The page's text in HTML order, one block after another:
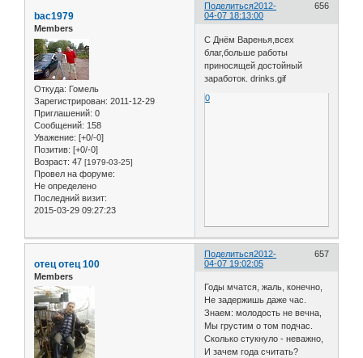
Поделиться 656
2012-
04-07 18:13:00
bac1979
Members
Откуда: Гомель
Зарегистрирован: 2011-12-29
Приглашений: 0
Сообщений: 158
Уважение: [+0/-0]
Позитив: [+0/-0]
Возраст: 47 [1979-03-25]
Провел на форуме:
Не определено
Последний визит:
2015-03-29 09:27:23
С Днём Варенья,всех
благ,больше работы
приносящей достойный
заработок. drinks.gif
0
Поделиться 657
2012-
04-07 19:02:05
отец отец 100
Members
Годы мчатся, жаль, конечно,
Не задержишь даже час.
Знаем: молодость не вечна,
Мы грустим о том подчас.
Сколько стукнуло - неважно,
И зачем года считать?